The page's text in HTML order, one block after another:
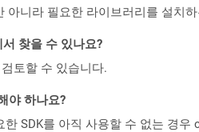
니라 필요한 라이브러리를 설치
찾을 수 있나요?
토할 수 있습니다.
야 하나요?
SDK를 아직 사용할 수 없는 경우